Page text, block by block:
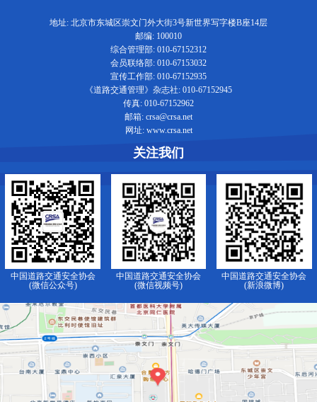
地址: 北京市东城区崇文门外大街3号新世界写字楼B座14层
邮编: 100010
综合管理部: 010-67152312
会员联络部: 010-67153032
宣传工作部: 010-67152935
《道路交通管理》杂志社: 010-67152945
传真: 010-67152962
邮箱: crsa@crsa.net
网址: www.crsa.net
关注我们
中国道路交通安全协会
(微信公众号)
中国道路交通安全协会
(微信视频号)
中国道路交通安全协会
(新浪微博)